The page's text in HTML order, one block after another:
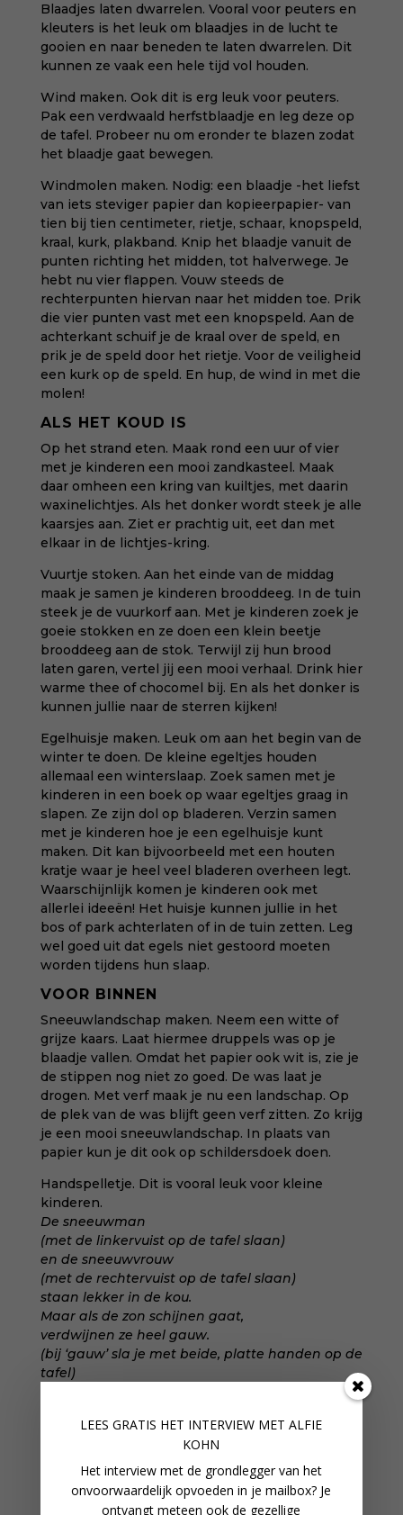
Blaadjes laten dwarrelen. Vooral voor peuters en
kleuters is het leuk om blaadjes in de lucht te
gooien en naar beneden te laten dwarrelen. Dit
kunnen ze vaak een hele tijd vol houden.
Wind maken. Ook dit is erg leuk voor peuters.
Pak een verdwaald herfstblaadje en leg deze op
de tafel. Probeer nu om eronder te blazen zodat
het blaadje gaat bewegen.
Windmolen maken. Nodig: een blaadje -het liefst
van iets steviger papier dan kopieerpapier- van
tien bij tien centimeter, rietje, schaar, knopspeld,
kraal, kurk, plakband. Knip het blaadje vanuit de
punten richting het midden, tot halverwege. Je
hebt nu vier flappen. Vouw steeds de
rechterpunten hiervan naar het midden toe. Prik
die vier punten vast met een knopspeld. Aan de
achterkant schuif je de kraal over de speld, en
prik je de speld door het rietje. Voor de veiligheid
een kurk op de speld. En hup, de wind in met die
molen!
ALS HET KOUD IS
Op het strand eten. Maak rond een uur of vier
met je kinderen een mooi zandkasteel. Maak
daar omheen een kring van kuiltjes, met daarin
waxinelichtjes. Als het donker wordt steek je alle
kaarsjes aan. Ziet er prachtig uit, eet dan met
elkaar in de lichtjes-kring.
Vuurtje stoken. Aan het einde van de middag
maak je samen je kinderen brooddeeg. In de tuin
steek je de vuurkorf aan. Met je kinderen zoek je
goeie stokken en ze doen een klein beetje
brooddeeg aan de stok. Terwijl zij hun brood
laten garen, vertel jij een mooi verhaal. Drink hier
warme thee of chocomel bij. En als het donker is
kunnen jullie naar de sterren kijken!
Egelhuisje maken. Leuk om aan het begin van de
winter te doen. De kleine egeltjes houden
allemaal een winterslaap. Zoek samen met je
kinderen in een boek op waar egeltjes graag in
slapen. Ze zijn dol op bladeren. Verzin samen
met je kinderen hoe je een egelhuisje kunt
maken. Dit kan bijvoorbeeld met een houten
kratje waar je heel veel bladeren overheen legt.
Waarschijnlijk komen je kinderen ook met
allerlei ideeën! Het huisje kunnen jullie in het
bos of park achterlaten of in de tuin zetten. Leg
wel goed uit dat egels niet gestoord moeten
worden tijdens hun slaap.
VOOR BINNEN
Sneeuwlandschap maken. Neem een witte of
grijze kaars. Laat hiermee druppels was op je
blaadje vallen. Omdat het papier ook wit is, zie je
de stippen nog niet zo goed. De was laat je
drogen. Met verf maak je nu een landschap. Op
de plek van de was blijft geen verf zitten. Zo krijg
je een mooi sneeuwlandschap. In plaats van
papier kun je dit ook op schildersdoek doen.
Handspelletje. Dit is vooral leuk voor kleine
kinderen.
De sneeuwman
(met de linkervuist op de tafel slaan)
en de sneeuwvrouw
(met de rechtervuist op de tafel slaan)
staan lekker in de kou.
Maar als de zon schijnen gaat,
verdwijnen ze heel gauw.
(bij ‘gauw’ sla je met beide, platte handen op de
tafel)
de tafel slaan)
(steek de twee duimen naar elkaar toe)
Maar als het straks gaat regenen,
verdwijnen zij pardoes!
LEES GRATIS HET INTERVIEW MET ALFIE
KOHN
Het interview met de grondlegger van het
onvoorwaardelijk opvoeden in je mailbox? Je
ontvangt meteen ook de gezellige